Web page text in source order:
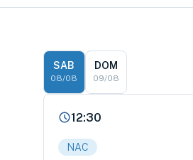
SAB
08/08
DOM
09/08
12:30
NAC